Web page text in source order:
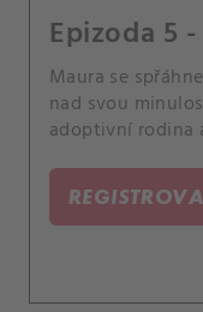
Epizoda 5
Maura se
nad svou
adoptivní rodina